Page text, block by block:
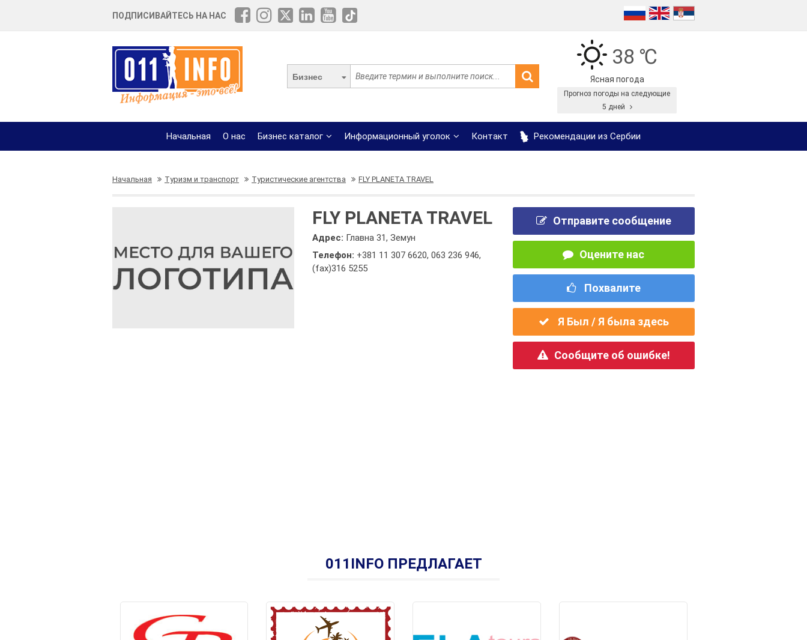
ПОДПИСИВАЙТЕСЬ НА НАС
Бизнес
38 ℃
Ясная погода
Прогноз погоды на следующие
5 дней
Начальная О нас Бизнес каталог Информационный уголок Контакт Рекомендации из Сербии
Начальная Туризм и транспорт Туристические агентства FLY PLANETA TRAVEL
FLY PLANETA TRAVEL
Адрес: Главна 31, Земун
Телефон: +381 11 307 6620,063 236 946,
(fax)316 5255
Отправите сообщение
Оцените нас
Похвалите
Я Был / Я была здесь
Сообщите об ошибке!
011INFO ПРЕДЛАГАЕТ